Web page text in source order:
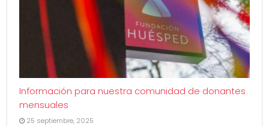
Información para nuestra comunidad de donantes
mensuales
25 septiembre, 2025